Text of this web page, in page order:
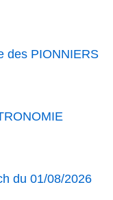
des PIONNIERS
du 01/08/2026